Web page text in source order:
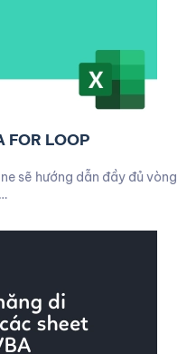
FOR LOOP
sẽ hướng dẫn đầy đủ vòng